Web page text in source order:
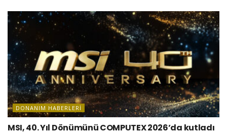
DONANIM HABERLERI
MSI, 40. Yıl Dönümünü COMPUTEX 2026’da kutladı